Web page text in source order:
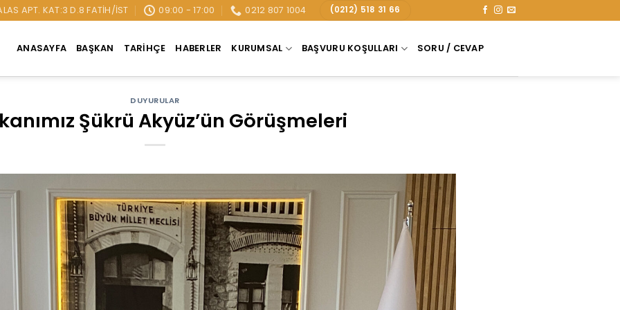
APT. KAT:3 D.8 FATIH/İST 09:00 - 17:00 0212 807 1004 (0212) 518 31 66
ANASAYFA BAŞKAN TARIHÇE HABERLER KURUMSAL BAŞVURU KOŞULLARI SORU / CEVAP
DUYURULAR
Şükrü Akyüz’ün Görüşmeleri